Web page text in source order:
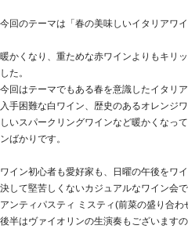
今回のテーマは「春の美味しいイタリアワイ
暖かくなり、重ためな赤ワインよりもキリ
した。
今回はテーマでもある春を意識したイタリア
入手困難な白ワイン、歴史のあるオレンジ
しいスパークリングワインなど暖かくなっ
ンばかりです。
ワイン初心者も愛好家も、日曜の午後をワ
決して堅苦しくないカジュアルなワイン会で
アンティパスティ ミスティ(前菜の盛り合わ
後半はヴァイオリンの生演奏もございます